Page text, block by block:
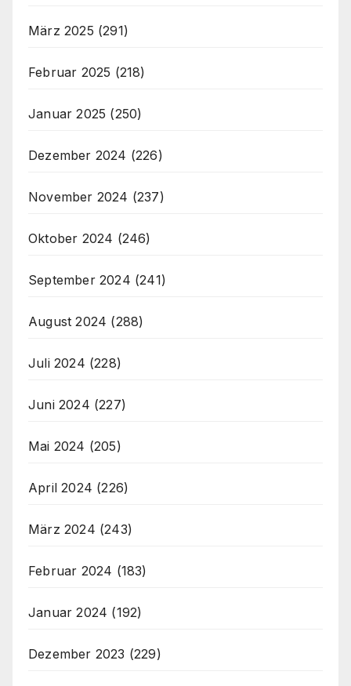
März 2025 (291)
Februar 2025 (218)
Januar 2025 (250)
Dezember 2024 (226)
November 2024 (237)
Oktober 2024 (246)
September 2024 (241)
August 2024 (288)
Juli 2024 (228)
Juni 2024 (227)
Mai 2024 (205)
April 2024 (226)
März 2024 (243)
Februar 2024 (183)
Januar 2024 (192)
Dezember 2023 (229)